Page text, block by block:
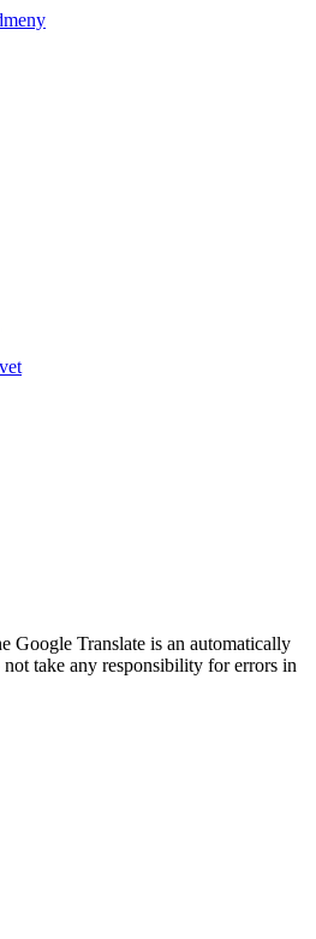
Google Translate is an automatically
take any responsibility for errors in